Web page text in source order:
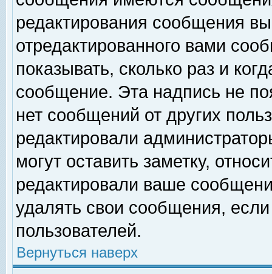
редактирования сообщения
отредактированного вами
показывать, сколько раз и
сообщение. Эта надпись не
нет сообщений от других
редактировали
могут оставить заметку,
редактировали ваше
удалять свои сообщения,
пользователей.
Вернуться наверх